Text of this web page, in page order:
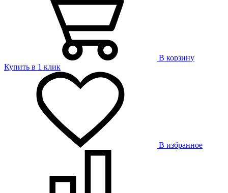
В корзину
Купить в 1 клик
В избранное